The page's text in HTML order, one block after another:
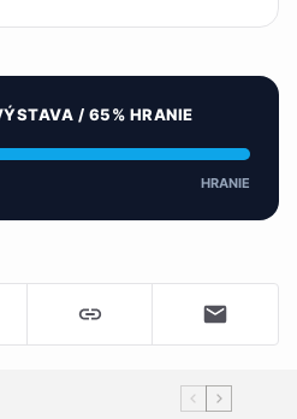
/ 65% HRANIE
HRANIE